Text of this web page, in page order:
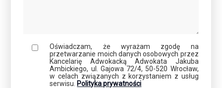
Oświadczam, że wyrażam zgodę na
przetwarzanie moich danych osobowych przez
Kancelarię Adwokacką Adwokata Jakuba
Ambickiego, ul. Gajowa 72/4, 50-520 Wrocław,
w celach związanych z korzystaniem z usług
serwisu. Polityka prywatności